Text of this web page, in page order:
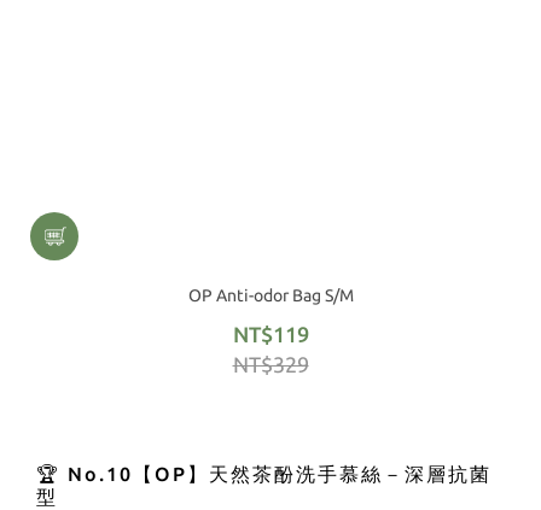
OP Anti-odor Bag S/M
NT$119
NT$329
🏆 No.10【OP】天然茶酚洗手慕絲－深層抗菌
型